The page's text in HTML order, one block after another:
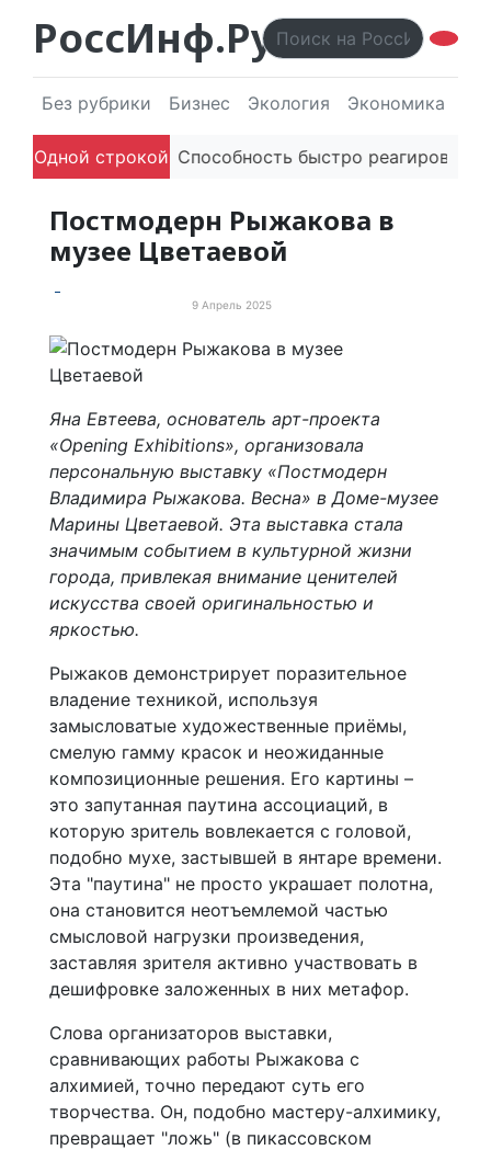
РоссИнф.Ру
Без рубрики Бизнес Экология Экономика
Одной строкой
в речи Способность быстро реагировать
Постмодерн Рыжакова в
музее Цветаевой
9 Апрель 2025
Яна Евтеева, основатель арт-проекта
«Opening Exhibitions», организовала
персональную выставку «Постмодерн
Владимира Рыжакова. Весна» в Доме-музее
Марины Цветаевой. Эта выставка стала
значимым событием в культурной жизни
города, привлекая внимание ценителей
искусства своей оригинальностью и
яркостью.
Рыжаков демонстрирует поразительное
владение техникой, используя
замысловатые художественные приёмы,
смелую гамму красок и неожиданные
композиционные решения. Его картины –
это запутанная паутина ассоциаций, в
которую зритель вовлекается с головой,
подобно мухе, застывшей в янтаре времени.
Эта "паутина" не просто украшает полотна,
она становится неотъемлемой частью
смысловой нагрузки произведения,
заставляя зрителя активно участвовать в
дешифровке заложенных в них метафор.
Слова организаторов выставки,
сравнивающих работы Рыжакова с
алхимией, точно передают суть его
творчества. Он, подобно мастеру-алхимику,
превращает "ложь" (в пикассовском